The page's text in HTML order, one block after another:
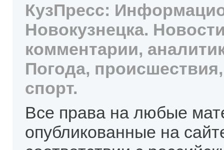
КузПресс:
Новокузнецка.
комментарии,
Погода,
спорт.
Все права на любые
опубликованные на